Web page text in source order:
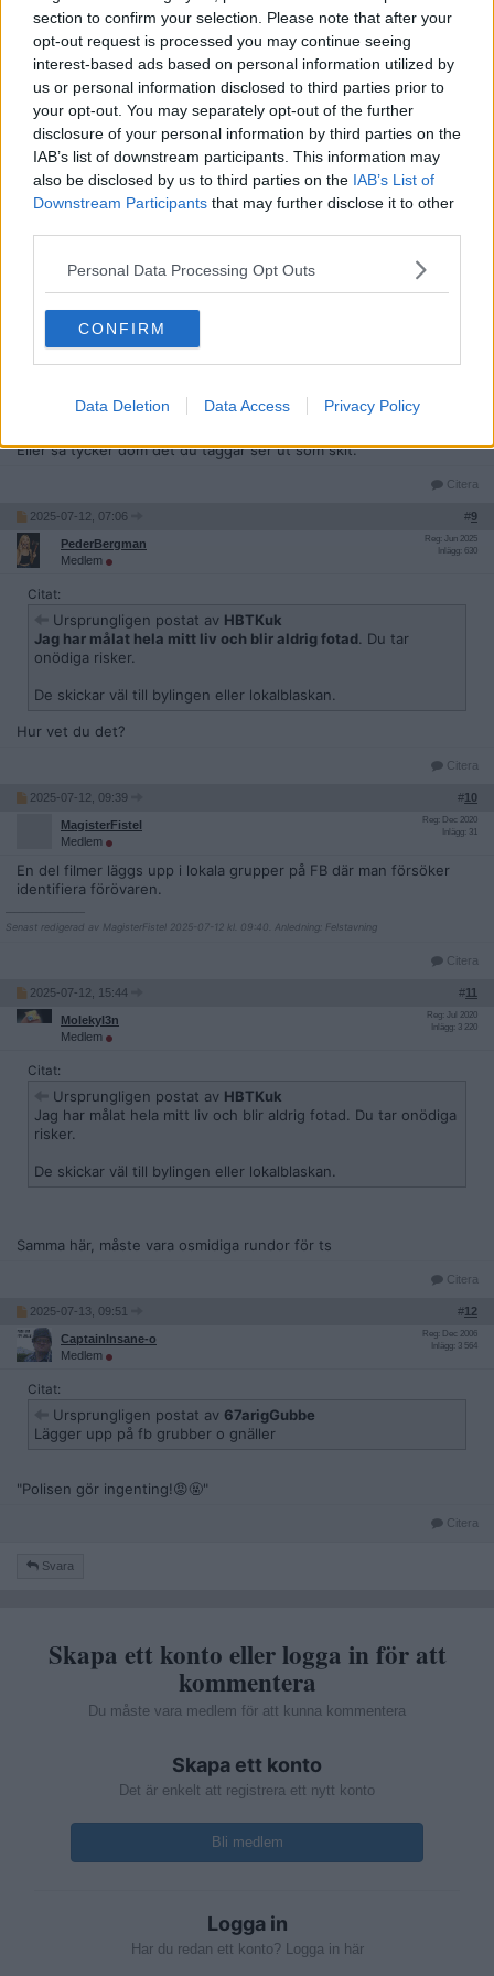
section to confirm your selection. Please note that after your
opt-out request is processed you may continue seeing
interest-based ads based on personal information utilized by
us or personal information disclosed to third parties prior to
your opt-out. You may separately opt-out of the further
disclosure of your personal information by third parties on the
IAB’s list of downstream participants. This information may
also be disclosed by us to third parties on the IAB’s List of
Downstream Participants that may further disclose it to other
Personal Data Processing Opt Outs
CONFIRM
Data Deletion Data Access Privacy Policy
Ser ni vad jag gjorde här? Friare eller mera kontroll med angiveri.
Ni avgör själva så jag föreslår att ni funderar på vilka ni är, vem du
Vi förändra världen just nu så jag föreslår att ni gör den så fri som
möjligt. Går det åt andra hållet så går ni fel väg.
Ni bestämmer själva hur världen kommer bli framöver, det ligger i
__________________
2025-07-11, 21:55
Turbulentxxx
Medlem
Dom filmar väl för att dom tycker du är en idiot och så filmar dom
så dom kan visa sina vänner och bekanta vilken nöt dom såg på
Eller så tycker dom det du taggar ser ut som skit.
Citera
2025-07-12, 07:06 #9
PederBergman
Medlem
Reg: Jun 2025
Inlägg: 630
Citat:
Ursprungligen postat av HBTKuk
Jag har målat hela mitt liv och blir aldrig fotad. Du tar
onödiga risker.
De skickar väl till bylingen eller lokalblaskan.
Hur vet du det?
Citera
2025-07-12, 09:39 #10
MagisterFistel
Medlem
Reg: Dec 2020
Inlägg: 31
En del filmer läggs upp i lokala grupper på FB där man försöker
identifiera förövaren.
Senast redigerad av MagisterFistel 2025-07-12 kl. 09:40. Anledning: Felstavning
Citera
2025-07-12, 15:44 #11
Molekyl3n
Medlem
Reg: Jul 2020
Inlägg: 3 220
Citat:
Ursprungligen postat av HBTKuk
Jag har målat hela mitt liv och blir aldrig fotad. Du tar onödiga
risker.
De skickar väl till bylingen eller lokalblaskan.
Samma här, måste vara osmidiga rundor för ts
Citera
2025-07-13, 09:51 #12
CaptainInsane-o
Medlem
Reg: Dec 2006
Inlägg: 3 564
Citat:
Ursprungligen postat av 67arigGubbe
Lägger upp på fb grubber o gnäller
"Polisen gör ingenting!😡🤬"
Citera
Svara
Skapa ett konto eller logga in för att
kommentera
Du måste vara medlem för att kunna kommentera
Skapa ett konto
Det är enkelt att registrera ett nytt konto
Bli medlem
Logga in
Har du redan ett konto? Logga in här